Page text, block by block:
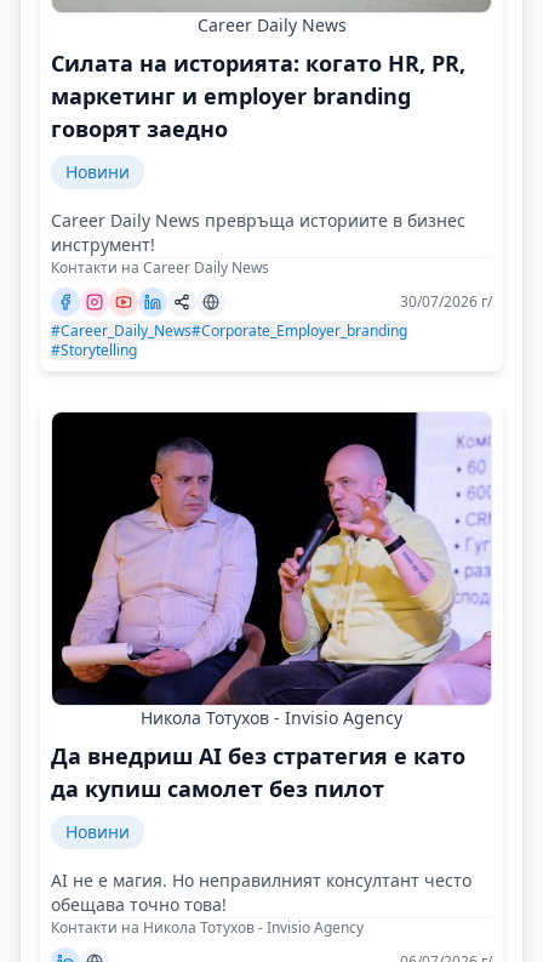
Career Daily News
Силата на историята: когато HR, PR,
маркетинг и employer branding
говорят заедно
Новини
Career Daily News превръща историите в бизнес
инструмент!
Контакти на Career Daily News
30/07/2026 г/
#Career_Daily_News#Corporate_Employer_branding
#Storytelling
Никола Тотухов - Invisio Agency
Да внедриш AI без стратегия е като
да купиш самолет без пилот
Новини
AI не е магия. Но неправилният консултант често
обещава точно това!
Контакти на Никола Тотухов - Invisio Agency